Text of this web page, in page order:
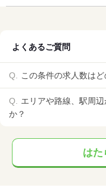
よくあるご質問
この条件の求人数は
エリアや路線、駅周
か？
はた